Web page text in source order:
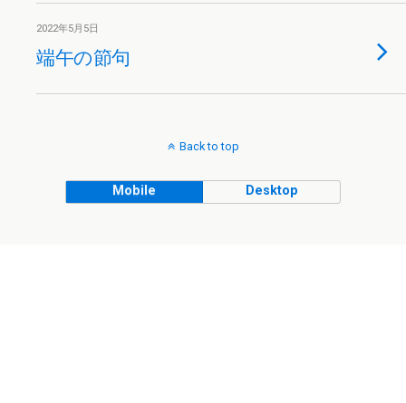
2022年5月5日
端午の節句
Back to top
Mobile Desktop